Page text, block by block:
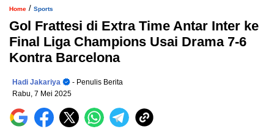
Home / Sports
Gol Frattesi di Extra Time Antar Inter ke
Final Liga Champions Usai Drama 7-6
Kontra Barcelona
Hadi Jakariya
- Penulis Berita
Rabu, 7 Mei 2025